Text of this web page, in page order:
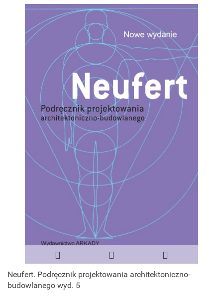
Neufert. Podręcznik projektowania architektoniczno-
budowlanego wyd. 5